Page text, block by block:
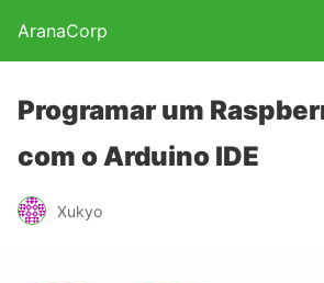
AranaCorp
Programar um
com o Arduino IDE
Xukyo